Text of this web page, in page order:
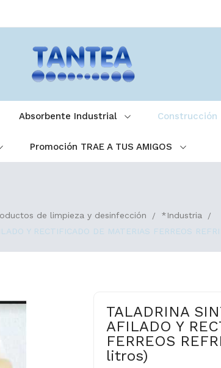
Absorbente Industrial Construcción
Promoción TRAE A TUS AMIGOS
de limpieza y desinfección
*Industria
Y RECTIFICADO DE MATERIAS FERREOS
TALADRINA
AFILADO Y
FERREOS
litros)